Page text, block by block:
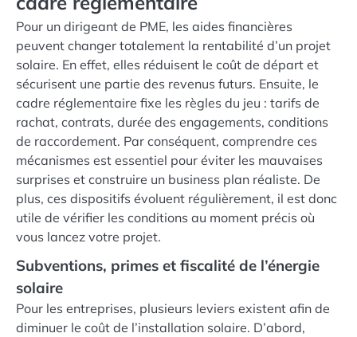
Pour un dirigeant de PME, les aides financières
peuvent changer totalement la rentabilité d’un projet
solaire. En effet, elles réduisent le coût de départ et
sécurisent une partie des revenus futurs. Ensuite, le
cadre réglementaire fixe les règles du jeu : tarifs de
rachat, contrats, durée des engagements, conditions
de raccordement. Par conséquent, comprendre ces
mécanismes est essentiel pour éviter les mauvaises
surprises et construire un business plan réaliste. De
plus, ces dispositifs évoluent régulièrement, il est donc
utile de vérifier les conditions au moment précis où
vous lancez votre projet.
Subventions, primes et fiscalité de l’énergie
solaire
Pour les entreprises, plusieurs leviers existent afin de
diminuer le coût de l’installation solaire. D’abord,